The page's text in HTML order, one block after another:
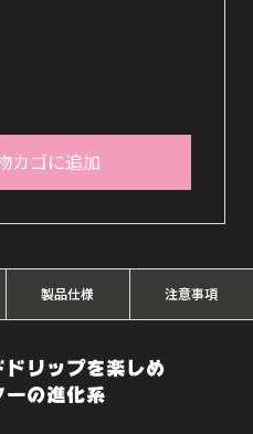
カゴに追加
製品仕様 注意事項
ドリップを楽しめ
ーの進化系